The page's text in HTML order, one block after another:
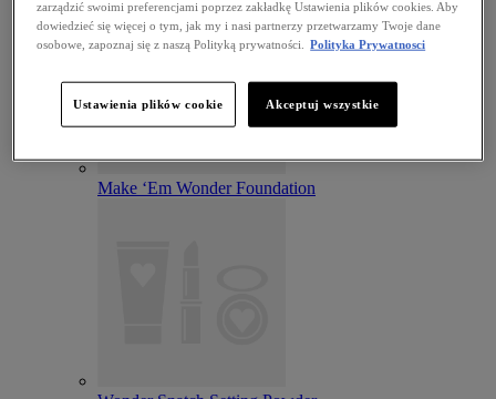
Make ‘Em Wonder Foundation
zarządzić swoimi preferencjami poprzez zakładkę Ustawienia plików cookies. Aby
dowiedzieć się więcej o tym, jak my i nasi partnerzy przetwarzamy Twoje dane
osobowe, zapoznaj się z naszą Polityką prywatności.
Polityka Prywatnosci
Ustawienia plików cookie Akceptuj wszystkie